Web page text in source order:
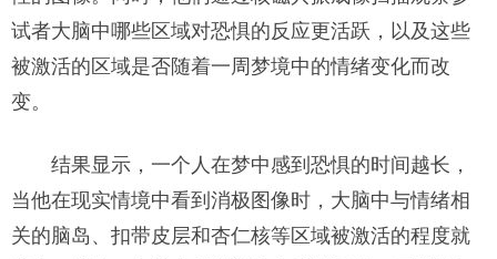
试者大脑中哪些区域对恐惧的反应更活跃，以及这些
被激活的区域是否随着一周梦境中的情绪变化而改
变。
结果显示，一个人在梦中感到恐惧的时间越长，
当他在现实情境中看到消极图像时，大脑中与情绪相
关的脑岛、扣带皮层和杏仁核等区域被激活的程度就